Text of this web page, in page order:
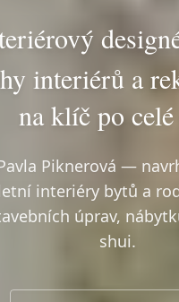
interiérů a
na klíč po
Piknerová —
interiéry bytů a
úprav,
shui.